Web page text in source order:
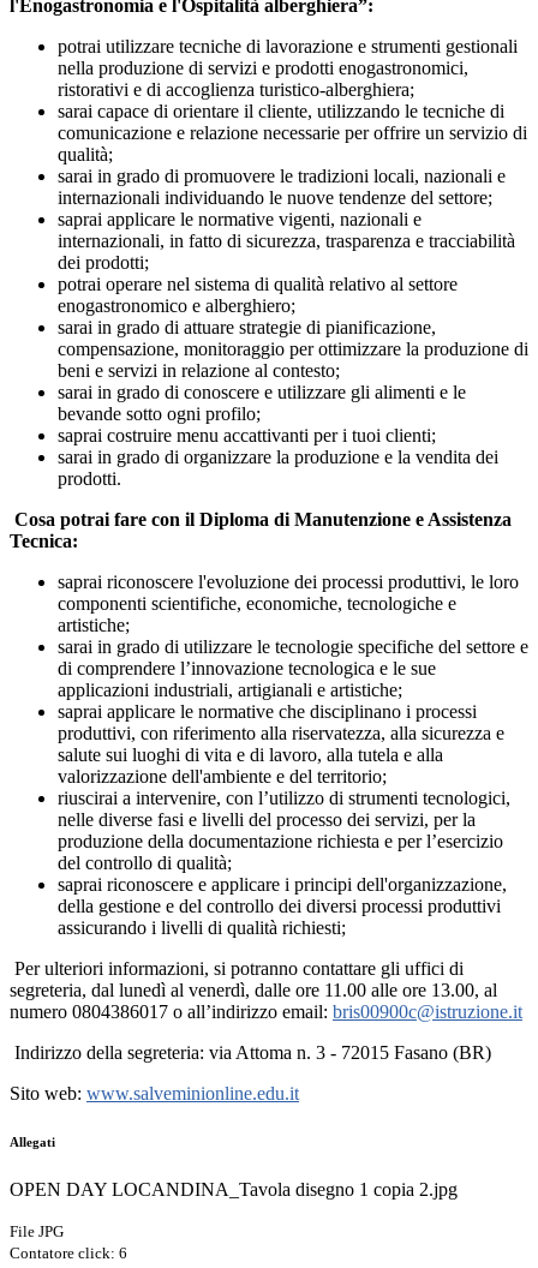
l'Enogastronomia e l'Ospitalità alberghiera”:
potrai utilizzare tecniche di lavorazione e strumenti gestionali
nella produzione di servizi e prodotti enogastronomici,
ristorativi e di accoglienza turistico-alberghiera;
sarai capace di orientare il cliente, utilizzando le tecniche di
comunicazione e relazione necessarie per offrire un servizio di
qualità;
sarai in grado di promuovere le tradizioni locali, nazionali e
internazionali individuando le nuove tendenze del settore;
saprai applicare le normative vigenti, nazionali e
internazionali, in fatto di sicurezza, trasparenza e tracciabilità
dei prodotti;
potrai operare nel sistema di qualità relativo al settore
enogastronomico e alberghiero;
sarai in grado di attuare strategie di pianificazione,
compensazione, monitoraggio per ottimizzare la produzione di
beni e servizi in relazione al contesto;
sarai in grado di conoscere e utilizzare gli alimenti e le
bevande sotto ogni profilo;
saprai costruire menu accattivanti per i tuoi clienti;
sarai in grado di organizzare la produzione e la vendita dei
prodotti.
Cosa potrai fare con il Diploma di Manutenzione e Assistenza
Tecnica:
saprai riconoscere l'evoluzione dei processi produttivi, le loro
componenti scientifiche, economiche, tecnologiche e
artistiche;
sarai in grado di utilizzare le tecnologie specifiche del settore e
di comprendere l’innovazione tecnologica e le sue
applicazioni industriali, artigianali e artistiche;
saprai applicare le normative che disciplinano i processi
produttivi, con riferimento alla riservatezza, alla sicurezza e
salute sui luoghi di vita e di lavoro, alla tutela e alla
valorizzazione dell'ambiente e del territorio;
riuscirai a intervenire, con l’utilizzo di strumenti tecnologici,
nelle diverse fasi e livelli del processo dei servizi, per la
produzione della documentazione richiesta e per l’esercizio
del controllo di qualità;
saprai riconoscere e applicare i principi dell'organizzazione,
della gestione e del controllo dei diversi processi produttivi
assicurando i livelli di qualità richiesti;
Per ulteriori informazioni, si potranno contattare gli uffici di
segreteria, dal lunedì al venerdì, dalle ore 11.00 alle ore 13.00, al
numero 0804386017 o all’indirizzo email: bris00900c@istruzione.it
Indirizzo della segreteria: via Attoma n. 3 - 72015 Fasano (BR)
Sito web: www.salveminionline.edu.it
Allegati
OPEN DAY LOCANDINA_Tavola disegno 1 copia 2.jpg
File JPG
Contatore click: 6